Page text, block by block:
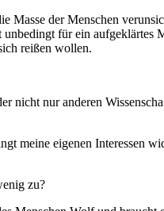
Masse der Menschen
für ein
reißen wollen.
nicht nur anderen
meine eigenen Interessen
zu?